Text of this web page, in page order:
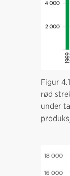
Figur
rød
under